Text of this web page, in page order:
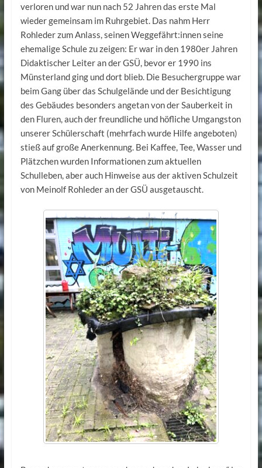
verloren und war nun nach 52 Jahren das erste Mal
wieder gemeinsam im Ruhrgebiet. Das nahm Herr
Rohleder zum Anlass, seinen Weggefährt:innen seine
ehemalige Schule zu zeigen: Er war in den 1980er Jahren
Didaktischer Leiter an der GSÜ, bevor er 1990 ins
Münsterland ging und dort blieb. Die Besuchergruppe war
beim Gang über das Schulgelände und der Besichtigung
des Gebäudes besonders angetan von der Sauberkeit in
den Fluren, auch der freundliche und höfliche Umgangston
unserer Schülerschaft (mehrfach wurde Hilfe angeboten)
stieß auf große Anerkennung. Bei Kaffee, Tee, Wasser und
Plätzchen wurden Informationen zum aktuellen
Schulleben, aber auch Hinweise aus der aktiven Schulzeit
von Meinolf Rohleder an der GSÜ ausgetauscht.